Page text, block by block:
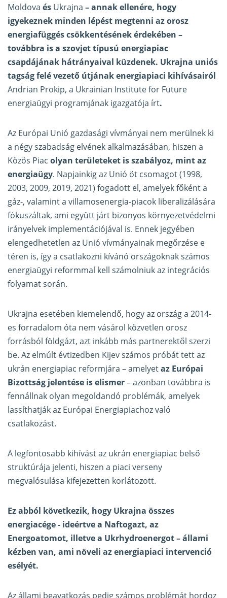
Moldova és Ukrajna – annak ellenére, hogy
igyekeznek minden lépést megtenni az orosz
energiafüggés csökkentésének érdekében –
továbbra is a szovjet típusú energiapiac
csapdájának hátrányaival küzdenek. Ukrajna uniós
tagság felé vezető útjának energiapiaci kihívásairól
Andrian Prokip, a Ukrainian Institute for Future
energiaügyi programjának igazgatója írt.
Az Európai Unió gazdasági vívmányai nem merülnek ki
a négy szabadság elvének alkalmazásában, hiszen a
Közös Piac olyan területeket is szabályoz, mint az
energiaügy. Napjainkig az Unió öt csomagot (1998,
2003, 2009, 2019, 2021) fogadott el, amelyek főként a
gáz-, valamint a villamosenergia-piacok liberalizálására
fókuszáltak, ami együtt járt bizonyos környezetvédelmi
irányelvek implementációjával is. Ennek jegyében
elengedhetetlen az Unió vívmányainak megőrzése e
téren is, így a csatlakozni kívánó országoknak számos
energiaügyi reformmal kell számolniuk az integrációs
folyamat során.
Ukrajna esetében kiemelendő, hogy az ország a 2014-
es forradalom óta nem vásárol közvetlen orosz
forrásból földgázt, azt inkább más partnerektől szerzi
be. Az elmúlt évtizedben Kijev számos próbát tett az
ukrán energiapiac reformjára – amelyetaz Európai
Bizottság jelentése is elismer– azonban továbbra is
fennállnak olyan megoldandó problémák, amelyek
lassíthatják az Európai Energiapiachoz való
csatlakozást.
A legfontosabb kihívást az ukrán energiapiac belső
struktúrája jelenti, hiszen a piaci verseny
megvalósulása kifejezetten korlátozott.
Ez abból következik, hogy Ukrajna összes
energiacége - ideértve a Naftogazt, az
Energoatomot, illetve a Ukrhydroenergot – állami
kézben van, ami növeli az energiapiaci intervenció
esélyét.
Az állami beavatkozás pedig számos problémát hordoz